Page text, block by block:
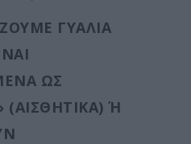
ΓΥΑΛΙΆ
ΩΣ
Ή Δ
Ο